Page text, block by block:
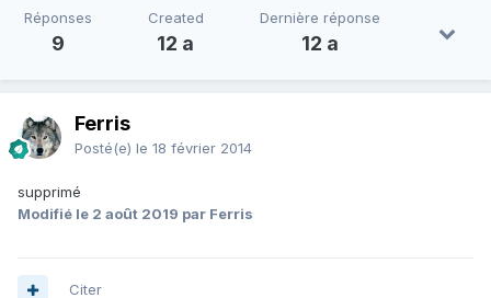
Réponses
9
Created
12 a
Dernière réponse
12 a
Ferris
Posté(e) le 18 février 2014
supprimé
Modifié le 2 août 2019 par Ferris
Citer